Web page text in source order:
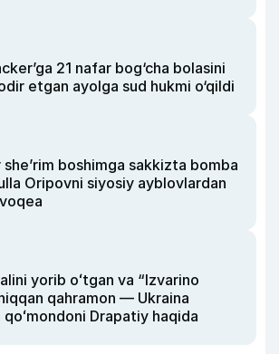
21 nafar bog‘cha bolasini
etgan ayolga sud hukmi o‘qildi
boshimga sakkizta bomba
Oripovni siyosiy ayblovlardan
yorib oʻtgan va “Izvarino
qahramon — Ukraina
Drapatiy haqida